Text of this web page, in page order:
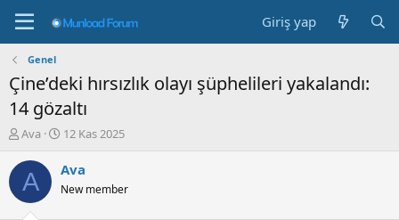
Giriş yap
Genel
Çine’deki hırsızlık olayı şüphelileri yakalandı:
14 gözaltı
K
n
b
u
Ava
B
ş
a
12 Kas 2025
A Ava
New member